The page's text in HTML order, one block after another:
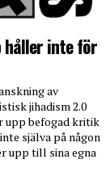
håller inte för
av
jihadism 2.0
upp befogad kritik
själva på någon
upp till sina egna